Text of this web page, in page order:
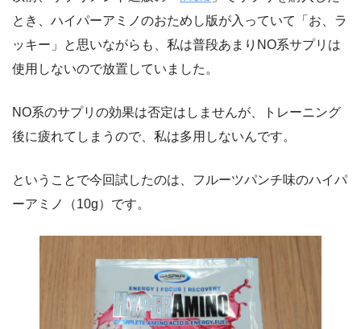
とき、ハイパーアミノのおためし版が入っていて「お、ラ
ッキー」と思いながらも、私は普段あまりNO系サプリは
使用しないので放置していました。
NO系のサプリの効果は否定はしませんが、トレーニング
後に疲れてしまうので、私は多用しないんです。
ということで今回試したのは、フルーツパンチ味のハイパ
ーアミノ（10g）です。